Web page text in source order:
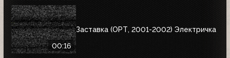
00:16
Заставка (ОРТ, 2001-2002) Электричка